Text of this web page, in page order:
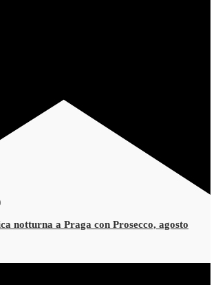
notturna a Praga con Prosecco, agosto